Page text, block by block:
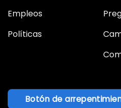
Empleos
Políticas
Botón de